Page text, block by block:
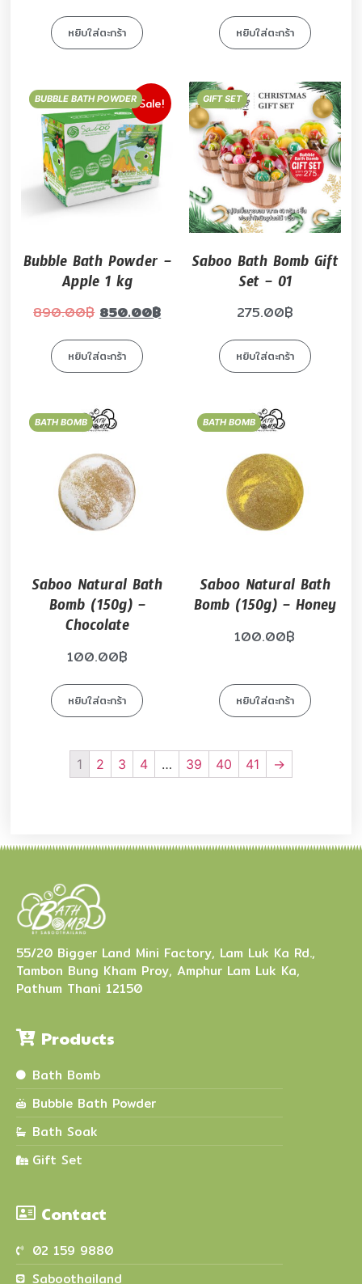
หยิบใส่ตะกร้า หยิบใส่ตะกร้า
Sale!
BUBBLE BATH POWDER
Bubble Bath Powder –
Apple 1 kg
890.00฿ 850.00฿
หยิบใส่ตะกร้า
GIFT SET
Saboo Bath Bomb Gift
Set – 01
275.00฿
หยิบใส่ตะกร้า
BATH BOMB
Saboo Natural Bath
Bomb (150g) –
Chocolate
100.00฿
หยิบใส่ตะกร้า
BATH BOMB
Saboo Natural Bath
Bomb (150g) – Honey
100.00฿
หยิบใส่ตะกร้า
1 2 3 4 … 39 40 41 →
55/20 Bigger Land Mini Factory, Lam Luk Ka Rd.,
Tambon Bung Kham Proy, Amphur Lam Luk Ka,
Pathum Thani 12150
Products
Bath Bomb
Bubble Bath Powder
Bath Soak
Gift Set
Contact
02 159 9880
Saboothailand